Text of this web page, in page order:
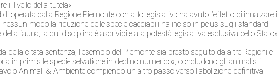
il livello della tutela».
operata dalla Regione Piemonte con atto legislativo ha avuto l’effetto di innalzare il
nessun modo la riduzione delle specie cacciabili ha inciso in peius sugli standard
fauna, la cui disciplina è ascrivibile alla potestà legislativa esclusiva dello Stato»
della citata sentenza, l’esempio del Piemonte sia presto seguito da altre Regioni e
in primis le specie selvatiche in declino numerico», concludono gli animalisti.
Animali & Ambiente compiendo un altro passo verso l’abolizione definitiva